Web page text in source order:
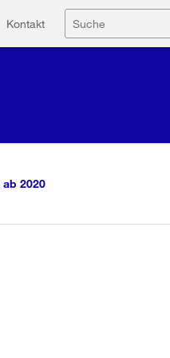
Hilfsnavigation
Kontakt Suche
2020